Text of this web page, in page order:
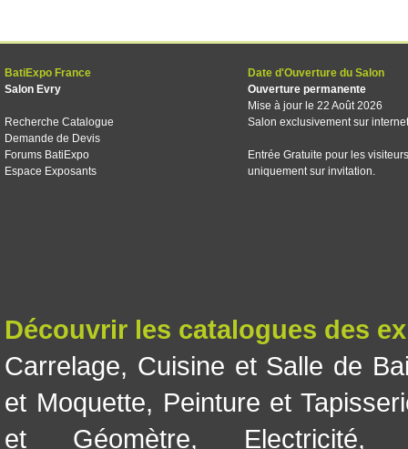
BatiExpo France
Salon Evry
Recherche Catalogue
Demande de Devis
Forums BatiExpo
Espace Exposants
Date d'Ouverture du Salon
Ouverture permanente
Mise à jour le 22 Août 2026
Salon exclusivement sur internet
Entrée Gratuite pour les visiteurs
uniquement sur invitation.
Découvrir les catalogues des
Carrelage, Cuisine et Salle de
et Moquette, Peinture et
et Géomètre, Electricité